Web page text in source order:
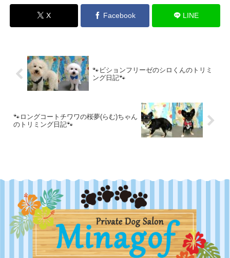
X Facebook LINE
🐾ビションフリーゼのシロくんのトリミ
ング日記🐾
🐾ロングコートチワワの桜夢(らむ)ちゃん
のトリミング日記🐾